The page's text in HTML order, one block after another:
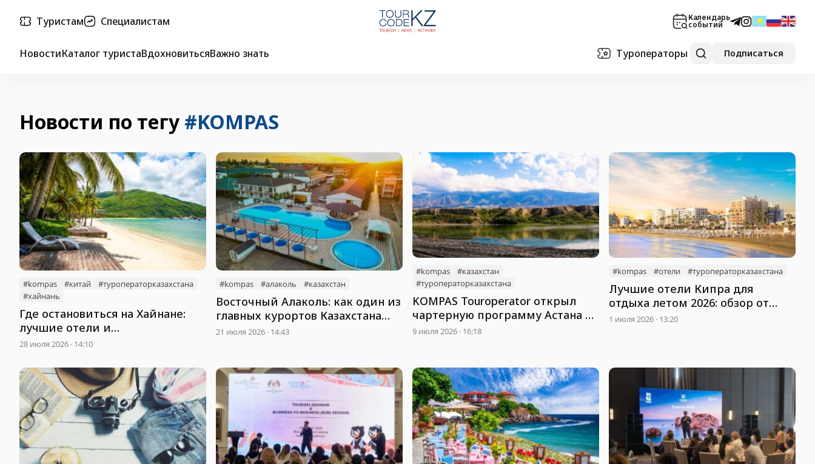
Туристам Специалистам Календарь
событий
НовостиКаталог туристаВдохновитьсяВажно знать Туроператоры Подписаться
Новости по тегу #KOMPAS
#kompas #китай
#туроператорказахстана
#хайнань
Где остановиться на Хайнане:
лучшие отели и
оздоровительные центры для
28 июля 2026 · 14:10
#kompas #алаколь #казахстан
Восточный Алаколь: как один из
главных курортов Казахстана
меняет формат отдыха
21 июля 2026 · 14:43
#kompas
#казахстан
#туроператорказахстана
KOMPAS Touroperator открыл
чартерную программу Астана –
Урджар
9 июля 2026 · 16:18
#kompas #отели #туроператорказахстана
Лучшие отели Кипра для
отдыха летом 2026: обзор от
KOMPAS Touroperator
1 июля 2026 · 13:20